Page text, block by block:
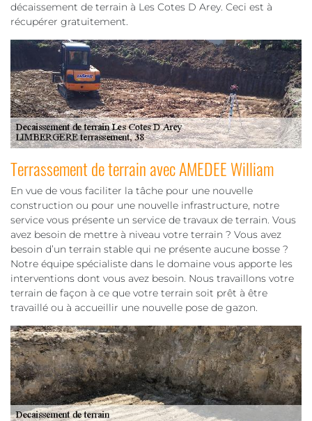
décaissement de terrain à Les Cotes D Arey. Ceci est à
récupérer gratuitement.
Terrassement de terrain avec AMEDEE William
En vue de vous faciliter la tâche pour une nouvelle
construction ou pour une nouvelle infrastructure, notre
service vous présente un service de travaux de terrain. Vous
avez besoin de mettre à niveau votre terrain ? Vous avez
besoin d’un terrain stable qui ne présente aucune bosse ?
Notre équipe spécialiste dans le domaine vous apporte les
interventions dont vous avez besoin. Nous travaillons votre
terrain de façon à ce que votre terrain soit prêt à être
travaillé ou à accueillir une nouvelle pose de gazon.